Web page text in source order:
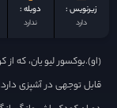
زیرنویس :
دارد
دوبله :
ندارد
(او).بوکسور لیو یان، که
قابل توجهی در آشپزی